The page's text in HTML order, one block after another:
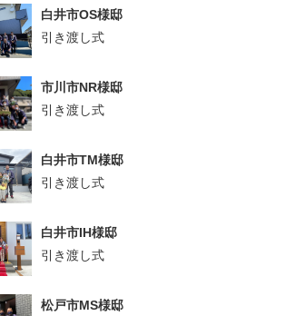
白井市OS様邸
引き渡し式
市川市NR様邸
引き渡し式
白井市TM様邸
引き渡し式
白井市IH様邸
引き渡し式
松戸市MS様邸